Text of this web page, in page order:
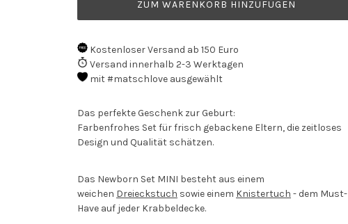
ZUM WARENKORB HINZUFÜGEN
Kostenloser Versand ab 150 Euro
Versand innerhalb 2-3 Werktagen
mit #matschlove ausgewählt
Das perfekte Geschenk zur Geburt:
Farbenfrohes Set für frisch gebackene Eltern, die zeitloses
Design und Qualität schätzen.
Das Newborn Set MINI besteht aus einem
weichen Dreieckstuch sowie einem Knistertuch - dem Must-
Have auf jeder Krabbeldecke.